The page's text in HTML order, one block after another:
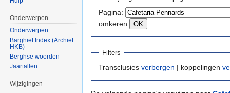
Pagina:
omkeren
Filters
Transclusies verbergen | koppelingen
Onderwerpen
Onderwerpen
Barghief Index (Archief
HKB)
Berghse woorden
Jaartallen
Wijzigingen